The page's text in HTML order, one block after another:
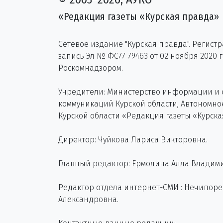
«Редакция газеты «Курская правда»
Сетевое издание "Курская правда".
запись Эл № ФС77-79463 от 02 ноября 2020
Роскомнадзором.
Учредители: Министерство информации и
коммуникаций Курской области,
Курской области «Редакция газеты
Директор: Чуйкова Лариса Викторовна.
Главный редактор: Ермолина Алла
Редактор отдела интернет-СМИ :
Александровна.